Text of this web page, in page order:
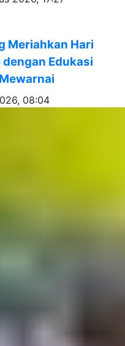
Meriahkan Hari
Edukasi
08:04